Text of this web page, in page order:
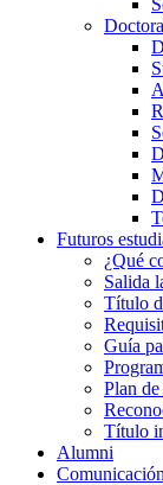
Futuros
¿Qué
Salida
Título
Guía
Plan
Título
Alumni
Comunicación